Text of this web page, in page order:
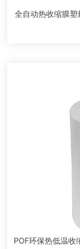
全自动热收缩膜
POF环保热低温